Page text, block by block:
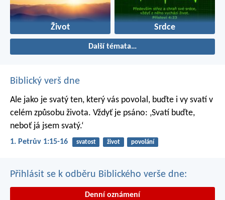
Život Srdce
Další témata…
Biblický verš dne
Ale jako je svatý ten, který vás povolal, buďte i vy svatí v
celém způsobu života. Vždyť je psáno: ‚Svatí buďte,
neboť já jsem svatý.‘
1. Petrův 1:15-16 svatost život povolání
Přihlásit se k odběru Biblického verše dne:
Denní oznámení